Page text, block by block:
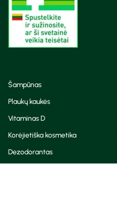
Šampūnas
Plaukų kaukės
Vitaminas D
Korėjietiška kosmetika
Dezodorantas